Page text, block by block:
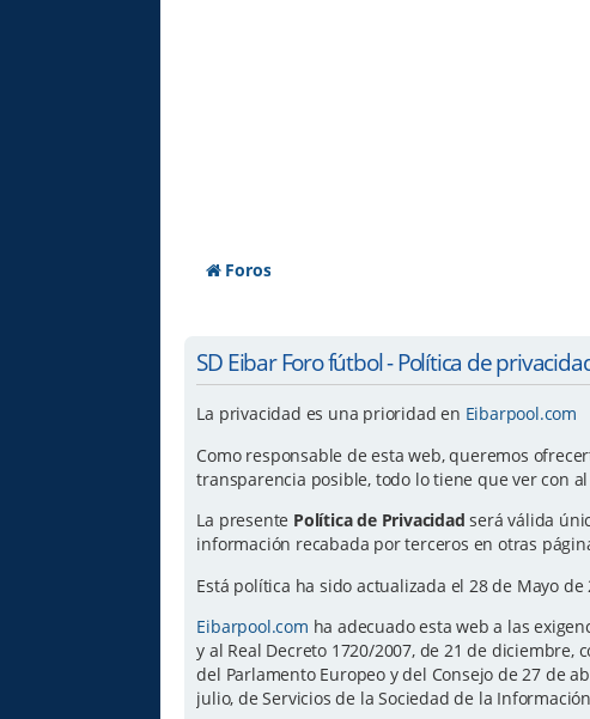
Foros
SD Eibar Foro fútbol - Política de
La privacidad es una prioridad en Eibarpool.com
Como responsable de esta web, queremos
transparencia posible, todo lo tiene que ver con
La presente Política de Privacidad será válida
información recabada por terceros en otras
Está política ha sido actualizada el 28 de Mayo de
Eibarpool.com ha adecuado esta web a las
y al Real Decreto 1720/2007, de 21 de diciembre,
del Parlamento Europeo y del Consejo de 27 de
julio, de Servicios de la Sociedad de la Información